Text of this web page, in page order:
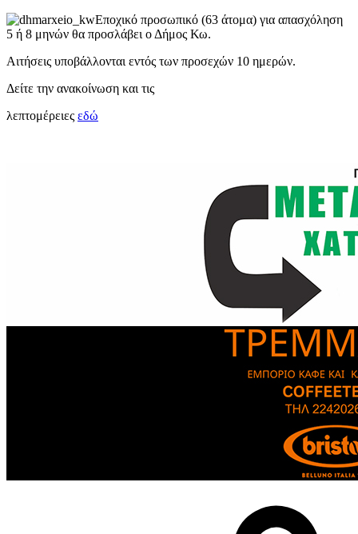
Εποχικό προσωπικό (63 άτομα) για απασχόληση
5 ή 8 μηνών θα προσλάβει ο Δήμος Κω.
Αιτήσεις υποβάλλονται εντός των προσεχών 10 ημερών.
Δείτε την ανακοίνωση και τις
λεπτομέρειες εδώ